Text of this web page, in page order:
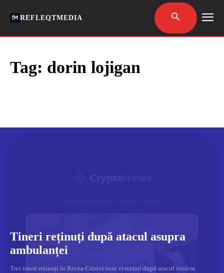
REFLEQTMEDIA
Tag: dorin lojigan
Tineri reținuți după atacul asupra
ambulanței
Trei tineri reținuți în Recea-Cristur sunt cercetați după atacul violent